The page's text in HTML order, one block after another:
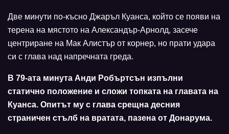
Две минути по-късно Джаръл Куанса, който се появи на
терена на мястото на Александър-Арнолд, засече
центриране на Мак Алистър от корнер, но прати удара
си с глава над напречната греда.
В 79-ата минута Анди Робъртсън изпълни
статично положение и сложи топката на главата на
Куанса. Опитът му с глава срещна десния
страничен стълб на вратата, пазена от Донарума.